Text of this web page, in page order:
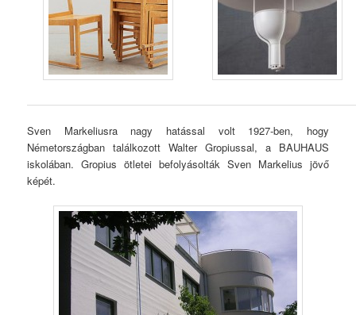
Sven Markeliusra nagy hatással volt 1927-ben, hogy
Németországban találkozott Walter Gropiussal, a BAUHAUS
iskolában. Gropius ötletei befolyásolták Sven Markelius jövő
képét.